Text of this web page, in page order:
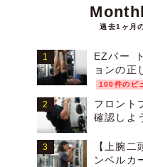
過去1ヶ月
EZバー
ョンの正
100件のビ
フロント
確認しよ
【上腕
ンベルカ